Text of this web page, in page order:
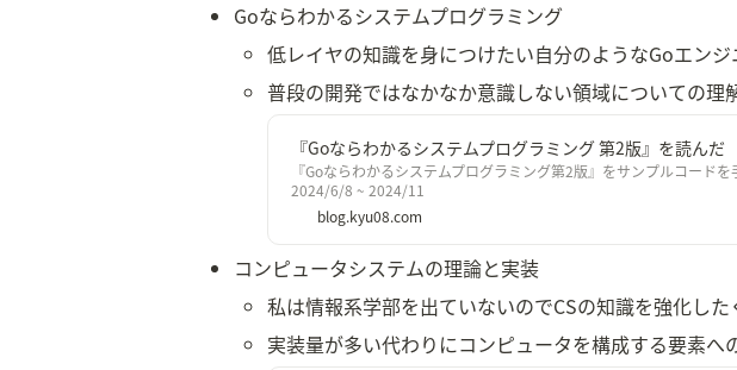
Goならわかるシステムプログラミング
低レイヤの知識を身につけたい自分のようなGoエンジ
普段の開発ではなかなか意識しない領域についての理
『Goならわかるシステムプログラミング 第2版』を読んだ
『Goならわかるシステムプログラミング第2版』をサンプルコード
2024/6/8 ~ 2024/11
blog.kyu08.com
コンピュータシステムの理論と実装
私は情報系学部を出ていないのでCSの知識を強化した
実装量が多い代わりにコンピュータを構成する要素へ